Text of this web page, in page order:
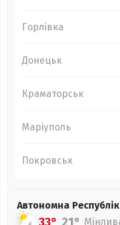
Горлівка
Донецьк
Краматорськ
Маріуполь
Покровськ
Автономна
33° 21°